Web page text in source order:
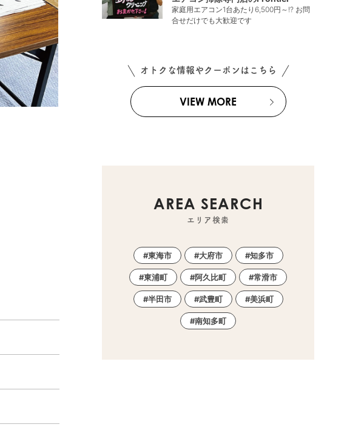
家庭用エアコン1台あたり6,500円～!? お問
合せだけでも大歓迎です
オトクな情報やクーポンはこちら
VIEW MORE
AREA SEARCH
エリア検索
東海市 大府市 知多市
東浦町 阿久比町 常滑市
半田市 武豊町 美浜町
南知多町